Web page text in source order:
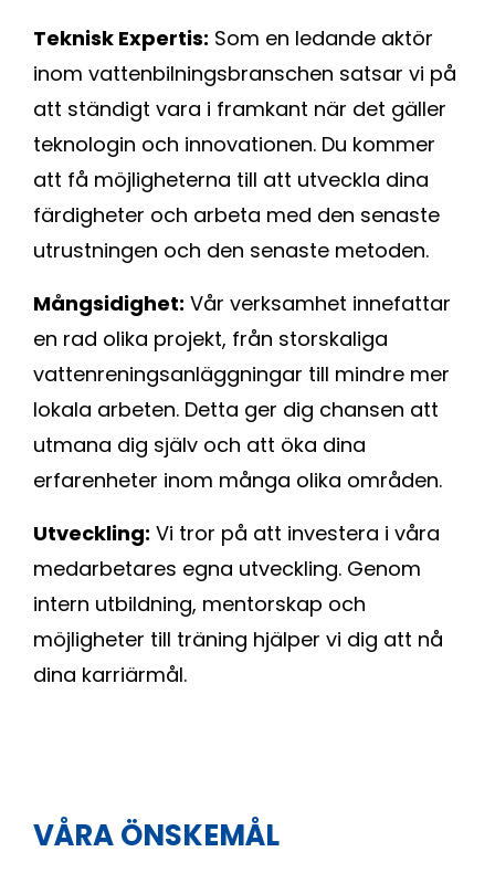
Teknisk Expertis: Som en ledande aktör
inom vattenbilningsbranschen satsar vi på
att ständigt vara i framkant när det gäller
teknologin och innovationen. Du kommer
att få möjligheterna till att utveckla dina
färdigheter och arbeta med den senaste
utrustningen och den senaste metoden.
Mångsidighet: Vår verksamhet innefattar
en rad olika projekt, från storskaliga
vattenreningsanläggningar till mindre mer
lokala arbeten. Detta ger dig chansen att
utmana dig själv och att öka dina
erfarenheter inom många olika områden.
Utveckling: Vi tror på att investera i våra
medarbetares egna utveckling. Genom
intern utbildning, mentorskap och
möjligheter till träning hjälper vi dig att nå
dina karriärmål.
VÅRA ÖNSKEMÅL